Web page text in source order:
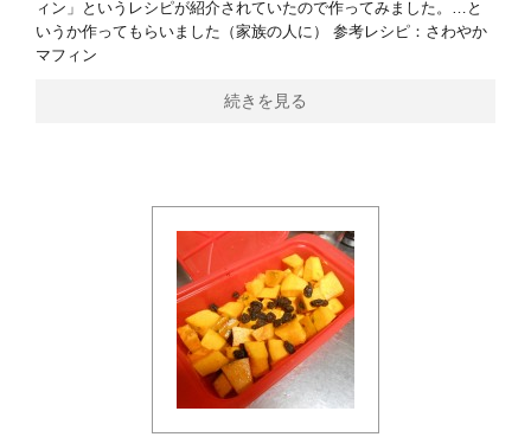
ィン」というレシピが紹介されていたので作ってみました。…と
いうか作ってもらいました（家族の人に） 参考レシピ：さわやか
マフィン
続きを見る